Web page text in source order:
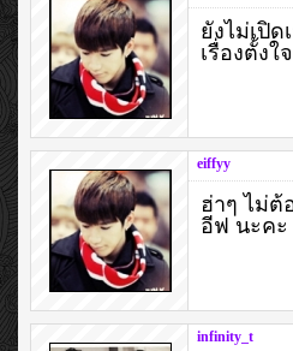
ยังไม่เปิด
เรื่องตั้ง
eiffyy
ฮ่าๆ ไม่ต้
อีฟ นะคะ
infinity_t